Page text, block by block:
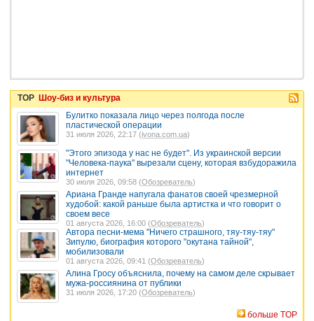
TOP Шоу-биз и культура
Булитко показала лицо через полгода после
пластической операции
31 июля 2026, 22:17 (ivona.com.ua)
"Этого эпизода у нас не будет". Из украинской версии
"Человека-паука" вырезали сцену, которая взбудоражила
интернет
30 июля 2026, 09:58 (Обозреватель)
Ариана Гранде напугала фанатов своей чрезмерной
худобой: какой раньше была артистка и что говорит о
своем весе
01 августа 2026, 16:00 (Обозреватель)
Автора песни-мема "Ничего страшного, тяу-тяу-тяу"
Зипулю, биография которого "окутана тайной",
мобилизовали
01 августа 2026, 09:41 (Обозреватель)
Алина Гросу объяснила, почему на самом деле скрывает
мужа-россиянина от публики
31 июля 2026, 17:20 (Обозреватель)
больше TOP